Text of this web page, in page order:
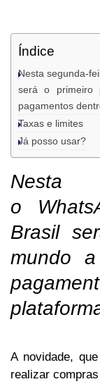
Índice
Nesta segunda-
será o primeiro
pagamentos
Taxas e limites
Já posso usar?
Nesta
o
Brasil
mundo
A novidade,
realizar